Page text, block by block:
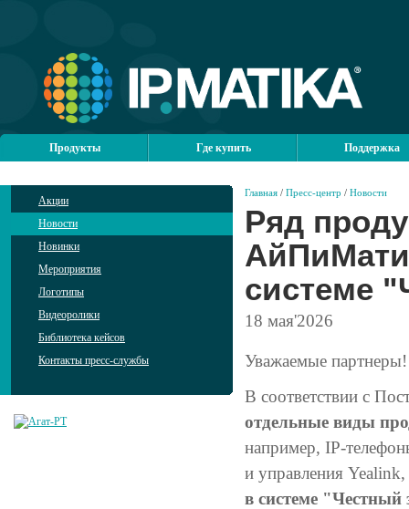
Продукты Где купить Поддержка
Акции
Новости
Новинки
Мероприятия
Логотипы
Видеоролики
Библиотека кейсов
Контакты пресс-службы
Главная / Пресс-центр / Новости
Ряд
системе
18 мая'2026
Уважаемые партнеры!
В соответствии с
отдельные виды
например, IP-
и управления
в системе "Честный